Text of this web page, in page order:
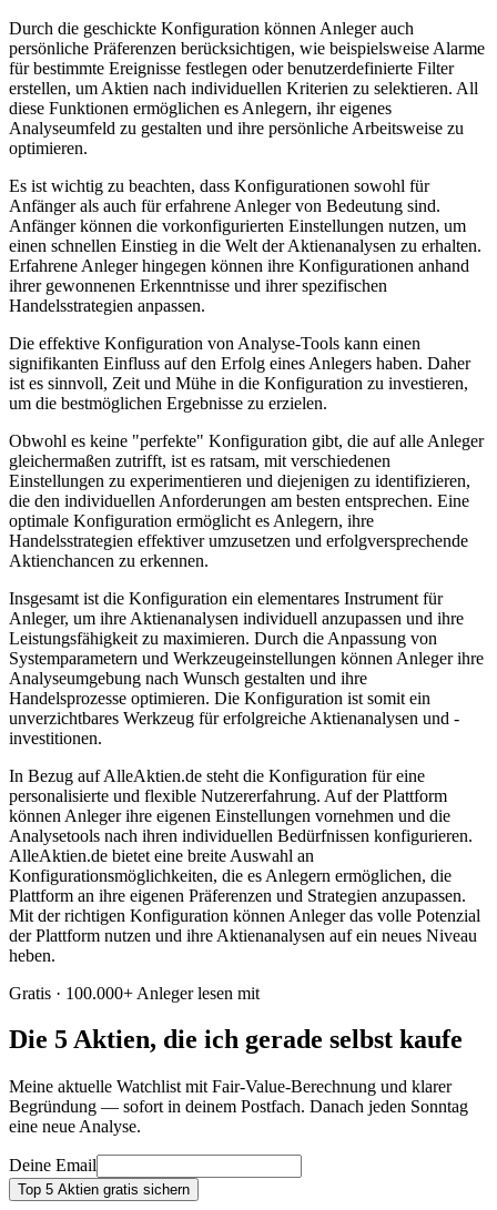
Durch die geschickte Konfiguration können Anleger auch
persönliche Präferenzen berücksichtigen, wie beispielsweise Alarme
für bestimmte Ereignisse festlegen oder benutzerdefinierte Filter
erstellen, um Aktien nach individuellen Kriterien zu selektieren. All
diese Funktionen ermöglichen es Anlegern, ihr eigenes
Analyseumfeld zu gestalten und ihre persönliche Arbeitsweise zu
optimieren.
Es ist wichtig zu beachten, dass Konfigurationen sowohl für
Anfänger als auch für erfahrene Anleger von Bedeutung sind.
Anfänger können die vorkonfigurierten Einstellungen nutzen, um
einen schnellen Einstieg in die Welt der Aktienanalysen zu erhalten.
Erfahrene Anleger hingegen können ihre Konfigurationen anhand
ihrer gewonnenen Erkenntnisse und ihrer spezifischen
Handelsstrategien anpassen.
Die effektive Konfiguration von Analyse-Tools kann einen
signifikanten Einfluss auf den Erfolg eines Anlegers haben. Daher
ist es sinnvoll, Zeit und Mühe in die Konfiguration zu investieren,
um die bestmöglichen Ergebnisse zu erzielen.
Obwohl es keine "perfekte" Konfiguration gibt, die auf alle Anleger
gleichermaßen zutrifft, ist es ratsam, mit verschiedenen
Einstellungen zu experimentieren und diejenigen zu identifizieren,
die den individuellen Anforderungen am besten entsprechen. Eine
optimale Konfiguration ermöglicht es Anlegern, ihre
Handelsstrategien effektiver umzusetzen und erfolgversprechende
Aktienchancen zu erkennen.
Insgesamt ist die Konfiguration ein elementares Instrument für
Anleger, um ihre Aktienanalysen individuell anzupassen und ihre
Leistungsfähigkeit zu maximieren. Durch die Anpassung von
Systemparametern und Werkzeugeinstellungen können Anleger ihre
Analyseumgebung nach Wunsch gestalten und ihre
Handelsprozesse optimieren. Die Konfiguration ist somit ein
unverzichtbares Werkzeug für erfolgreiche Aktienanalysen und -
investitionen.
In Bezug auf AlleAktien.de steht die Konfiguration für eine
personalisierte und flexible Nutzererfahrung. Auf der Plattform
können Anleger ihre eigenen Einstellungen vornehmen und die
Analysetools nach ihren individuellen Bedürfnissen konfigurieren.
AlleAktien.de bietet eine breite Auswahl an
Konfigurationsmöglichkeiten, die es Anlegern ermöglichen, die
Plattform an ihre eigenen Präferenzen und Strategien anzupassen.
Mit der richtigen Konfiguration können Anleger das volle Potenzial
der Plattform nutzen und ihre Aktienanalysen auf ein neues Niveau
heben.
Gratis · 100.000+ Anleger lesen mit
Die 5 Aktien, die ich gerade selbst kaufe
Meine aktuelle Watchlist mit Fair-Value-Berechnung und klarer
Begründung — sofort in deinem Postfach. Danach jeden Sonntag
eine neue Analyse.
Deine Email
Top 5 Aktien gratis sichern